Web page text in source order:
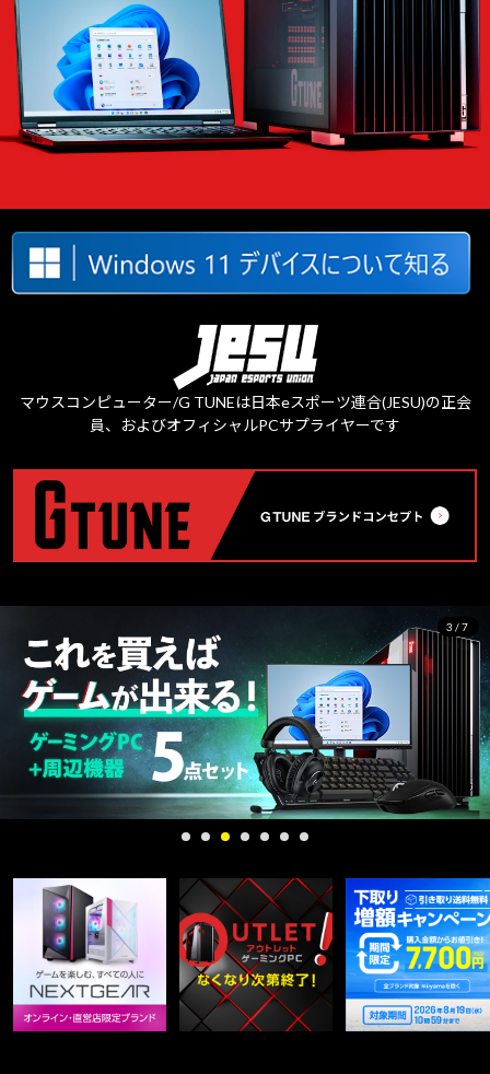
マウスコンピューター/G TUNEは日本eスポーツ連合(JESU)の正会
員、およびオフィシャルPCサプライヤーです
3/7